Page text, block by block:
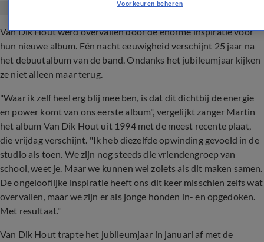
Van Dik Hout werd overvallen door de enorme inspiratie voor
hun nieuwe album. Eén nacht eeuwigheid verschijnt 25 jaar na
het debuutalbum van de band. Ondanks het jubileumjaar kijken
ze niet alleen maar terug.
"Waar ik zelf heel erg blij mee ben, is dat dit dichtbij de energie
en power komt van ons eerste album", vergelijkt zanger Martin
het album Van Dik Hout uit 1994 met de meest recente plaat,
die vrijdag verschijnt. "Ik heb diezelfde opwinding gevoeld in de
studio als toen. We zijn nog steeds die vriendengroep van
school, weet je. Maar we kunnen wel zoiets als dit maken samen.
De ongelooflijke inspiratie heeft ons dit keer misschien zelfs wat
overvallen, maar we zijn er als jonge honden in- en opgedoken.
Met resultaat."
Van Dik Hout trapte het jubileumjaar in januari af met de
Voorkeuren beheren